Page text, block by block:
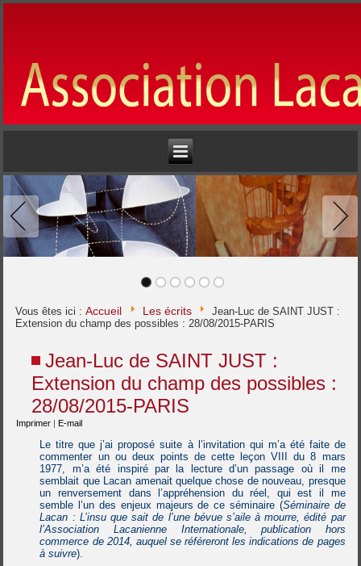
Vous êtes ici :Accueil Les écrits
Jean-Luc de SAINT JUST :
Extension du champ des possibles : 28/08/2015-PARIS
Jean-Luc de SAINT JUST :
Extension du champ des possibles :
28/08/2015-PARIS
Imprimer | E-mail
Le titre que j’ai proposé suite à l’invitation qui m’a été faite de
commenter un ou deux points de cette leçon VIII du 8 mars
1977, m’a été inspiré par la lecture d’un passage où il me
semblait que Lacan amenait quelque chose de nouveau, presque
un renversement dans l’appréhension du réel, qui est il me
semble l’un des enjeux majeurs de ce séminaire (Séminaire de
Lacan : L’insu que sait de l’une bévue s’aile à mourre, édité par
l’Association Lacanienne Internationale, publication hors
commerce de 2014, auquel se référeront les indications de pages
à suivre).